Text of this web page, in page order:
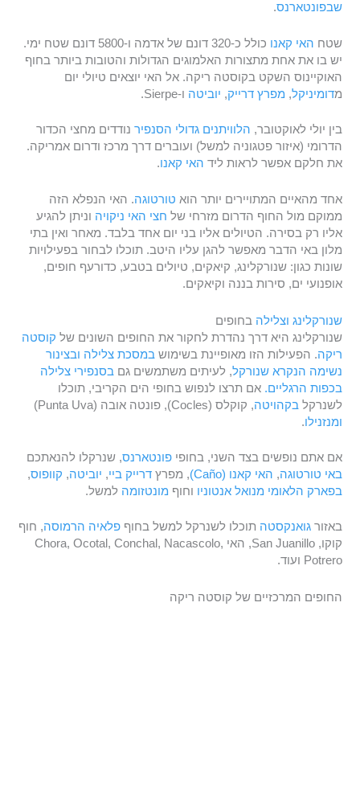
שבפונטארנס.
שטח האי קאנו
כולל כ-320 דונם של אדמה ו-5800 דונם שטח ימי.
יש בו את אחת מתצורות האלמוגים הגדולות והטובות ביותר בחוף
האוקיינוס השקט בקוסטה ריקה. אל האי יוצאים טיולי יום
מדומיניקל, מפרץ דרייק, יוביטה ו-Sierpe.
בין יולי לאוקטובר, הלוויתנים גדולי הסנפיר נודדים מחצי הכדור
הדרומי (איזור פטגוניה למשל) ועוברים דרך מרכז ודרום אמריקה.
את חלקם אפשר לראות ליד האי קאנו.
אחד מהאיים המתויירים יותר הוא טורטוגה. האי הנפלא הזה
ממוקם מול החוף הדרום מזרחי של חצי האי ניקויה וניתן להגיע
אליו רק בסירה. הטיולים אליו בני יום אחד בלבד. מאחר ואין בתי
מלון באי הדבר מאפשר להגן עליו היטב. תוכלו לבחור בפעילויות
שונות כגון: שנורקלינג, קיאקים, טיולים בטבע, כדורעף חופים,
אופנועי ים, סירות בננה וקיאקים.
שנורקלינג וצלילה בחופים
שנורקלינג היא דרך נהדרת לחקור את החופים השונים של קוסטה
ריקה. הפעילות הזו מאופיינת בשימוש במסכת צלילה ובצינור
נשימה הנקרא שנורקל, לעיתים משתמשים גם בסנפירי צלילה
בכפות הרגליים. אם תרצו לנפוש בחופי הים הקריבי, תוכלו
לשנרקל בקהויטה, קוקלס (Cocles), פונטה אובה (Punta Uva)
ומנזנילו.
אם אתם נופשים בצד השני, בחופיפונטארנס, שנרקלו להנאתכם
באי טורטוגה, האי קאנו (Caño) , מפרץדרייק ביי, יוביטה, קוופוס,
בפארק הלאומי מנואל אנטוניו וחוף מונטזומה למשל.
באזורגואנקסטה תוכלו לשנרקל למשל בחוףפלאיה הרמוסה, חוף
קוקו, San Juanillo, האי Chora, Ocotal, Conchal, Nacascolo,
Potrero ועוד.
החופים המרכזיים של קוסטה ריקה